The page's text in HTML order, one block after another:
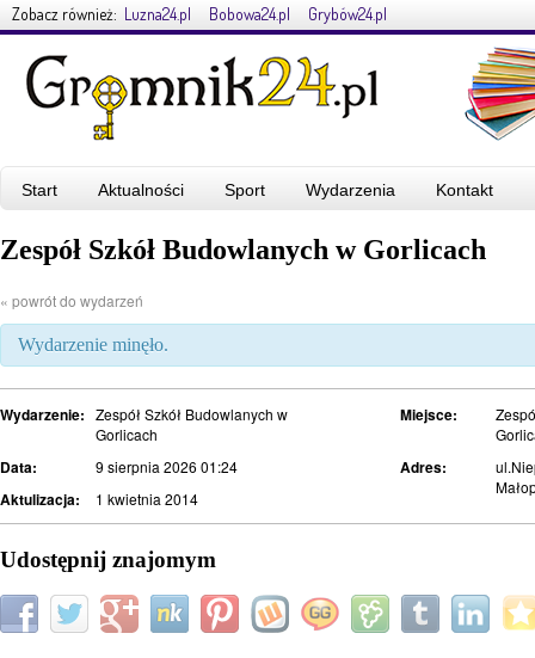
Zobacz również: Luzna24.pl Bobowa24.pl Grybów24.pl
Start Aktualności Sport Wydarzenia Kontakt
Zespół Szkół Budowlanych w Gorlicach
« powrót do wydarzeń
Wydarzenie minęło.
Wydarzenie: Zespół Szkół Budowlanych w
Gorlicach
Data: 9 sierpnia 2026 01:24
Aktulizacja: 1 kwietnia 2014
Miejsce:
Adres:
Udostępnij znajomym